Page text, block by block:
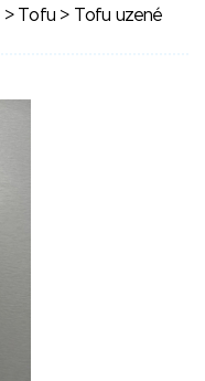
> Tofu > Tofu uzené